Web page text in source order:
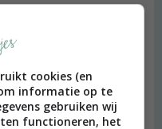
cookies (en
informatie op te
gebruiken wij
functioneren, het